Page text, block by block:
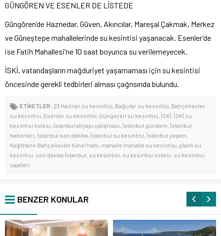
GÜNGÖREN VE ESENLER DE LİSTEDE
Güngören’de Haznedar, Güven, Akıncılar, Mareşal Çakmak, Merkez
ve Güneştepe mahallelerinde su kesintisi yaşanacak. Esenler’de
ise Fatih Mahallesi’ne 10 saat boyunca su verilemeyecek.
İSKİ, vatandaşların mağduriyet yaşamaması için su kesintisi
öncesinde gerekli tedbirleri alması çağrısında bulundu.
ETİKETLER: 23 Haziran su kesintisi, Bağcılar su kesintisi, Bahçelievler
su kesintisi, Esenler su kesintisi, Güngören su kesintisi, İSKİ, İSKİ su
kesintisi listesi, İstanbul altyapı çalışması, İstanbul gündem, İstanbul
haberleri, İstanbul son dakika, İstanbul su kesintisi, İstanbul yaşam,
Kağıthane Bahçelievler tünel hattı, mahalle mahalle su kesintisi, planlı su
kesintisi, son dakika İstanbul, su kesintisi, su kesintisi listesi, su kesintisi
saatleri
BENZER KONULAR